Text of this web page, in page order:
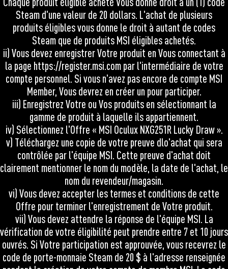
Steam d'une valeur de 20 dollars. L'achat de plusieurs
produits éligibles vous donne le droit à autant de codes
Steam que de produits MSI éligibles achetés.
ii) Vous devez enregistrer Votre produit en Vous connectant à
la page https://register.msi.com par l'intermédiaire de votre
compte personnel. Si vous n'avez pas encore de compte MSI
Member, Vous devrez en créer un pour participer.
iii) Enregistrez Votre ou Vos produits en sélectionnant la
gamme de produit à laquelle ils appartiennent.
iv) Sélectionnez l'Offre « MSI Oculux NXG251R Lucky Draw ».
v) Téléchargez une copie de votre preuve dlo'achat qui sera
contrôlée par l'équipe MSI. Cette preuve d'achat doit
clairement mentionner le nom du modèle, la date de l'achat, le
nom du revendeur/magasin.
vi) Vous devez accepter les termes et conditions de cette
Offre pour terminer l'enregistrement de Votre produit.
vii) Vous devez attendre la réponse de l'équipe MSI. La
vérification de votre éligibilité peut prendre entre 7 et 10 jours
ouvrés. Si Votre participation est approuvée, vous recevrez le
code de porte-monnaie Steam de 20 $ à l'adresse renseignée